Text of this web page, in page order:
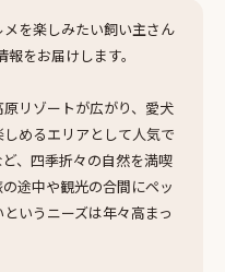
を楽しみたい飼い主さん
をお届けします。
リゾートが広がり、愛犬
めるエリアとして人気で
、四季折々の自然を満喫
途中や観光の合間にペッ
いうニーズは年々高まっ